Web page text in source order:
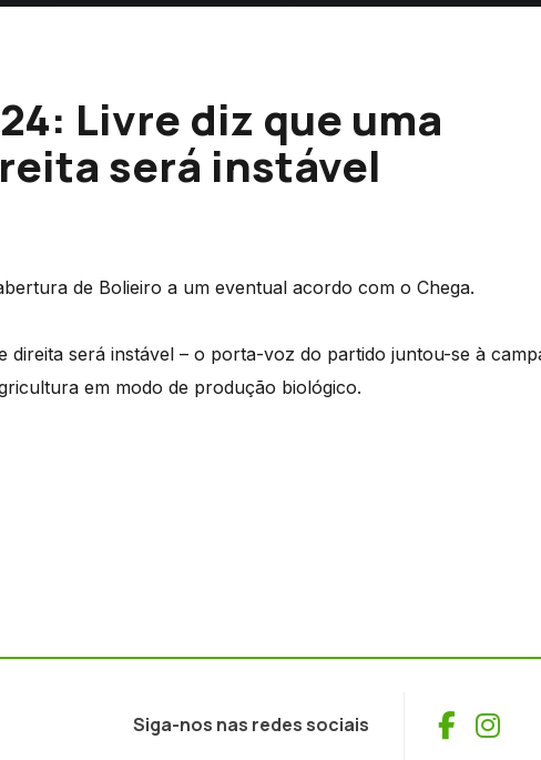
Livre diz que uma
será instável
de Bolieiro a um eventual acordo com o Chega.
direita será instável – o porta-voz do partido juntou-se à
em modo de produção biológico.
Siga-nos nas redes sociais